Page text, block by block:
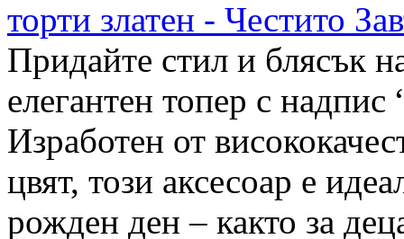
торти златен - Честито
Придайте стил и блясък
елегантен топер с
Изработен от
цвят, този аксесоар е
рожден ден – както за